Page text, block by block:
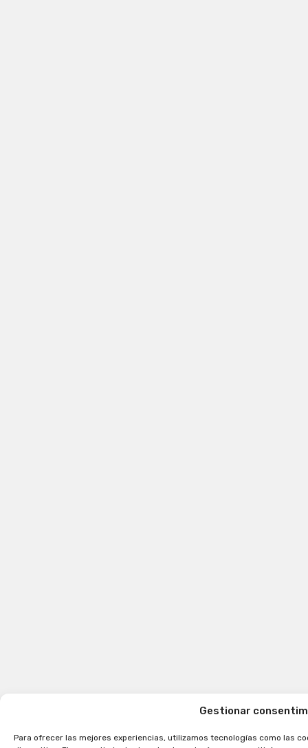
Gestionar
Para ofrecer las mejores experiencias, utilizamos tecnologías como las